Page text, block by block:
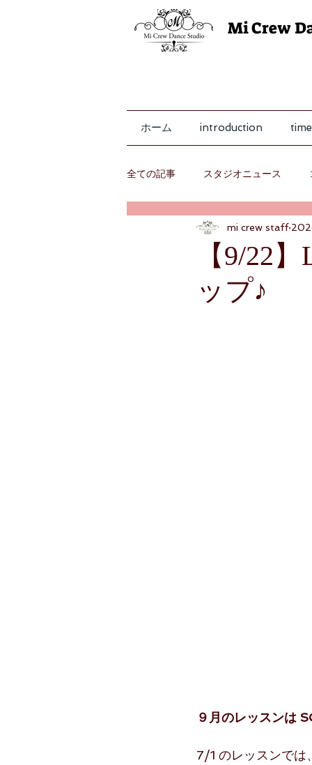
Mi Crew
ホーム introduction
全ての記事 スタジオニュース
【9/22
ップ♪
mi crew staff
９月のレッスンは
7/1 のレッスンでは